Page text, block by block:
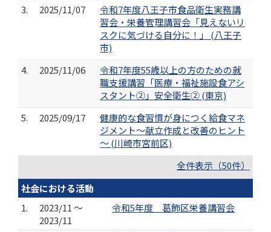
3.
2025/11/07
令和7年度八王子市食品衛生実務講
習会・栄養管理講習会「見えないリ
スクに気づける自分に！」 (八王子
市)
4.
2025/11/06
令和7年度55歳以上の方のための就
職支援講習「医療・福祉施設食アシ
スタント②」安全衛生② (東京)
5.
2025/09/17
健康的な食習慣が身につく給食マネ
ジメント～献立作成と改善のヒント
～ (川崎市宮前区)
全件表示（50件）
社会における活動
1.
2023/11 ～
2023/11
令和5年度 葛飾区栄養講習会